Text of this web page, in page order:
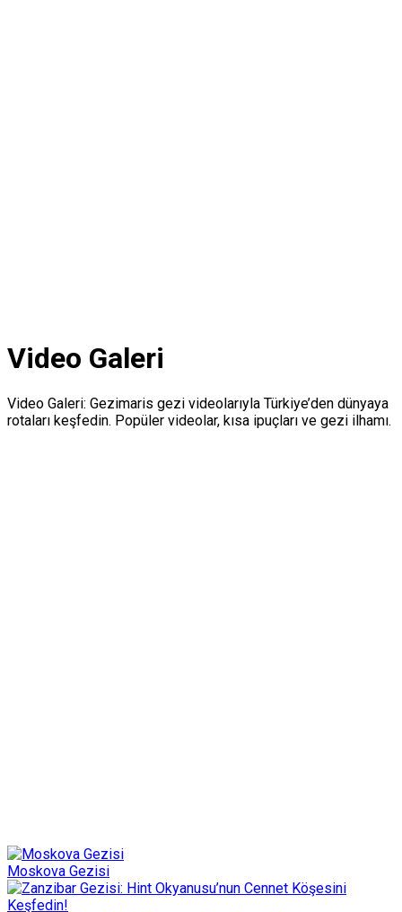
Video Galeri
Video Galeri: Gezimaris gezi videolarıyla Türkiye’den dünyaya
rotaları keşfedin. Popüler videolar, kısa ipuçları ve gezi ilhamı.
Moskova Gezisi